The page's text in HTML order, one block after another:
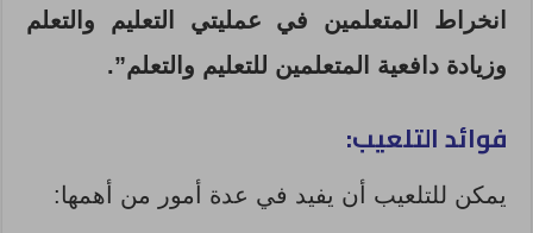
انخراط المتعلمين في عمليتي التعليم والتعلم
وزيادة دافعية المتعلمين للتعليم والتعلم”.
فوائد التلعيب:
يمكن للتلعيب أن يفيد في عدة أمور من أهمها: